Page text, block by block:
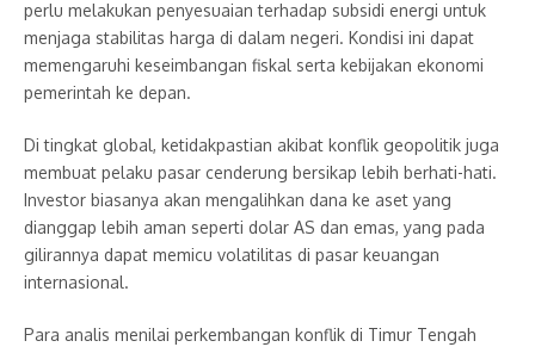
perlu melakukan penyesuaian terhadap subsidi energi untuk
menjaga stabilitas harga di dalam negeri. Kondisi ini dapat
memengaruhi keseimbangan fiskal serta kebijakan ekonomi
pemerintah ke depan.
Di tingkat global, ketidakpastian akibat konflik geopolitik juga
membuat pelaku pasar cenderung bersikap lebih berhati-hati.
Investor biasanya akan mengalihkan dana ke aset yang
dianggap lebih aman seperti dolar AS dan emas, yang pada
gilirannya dapat memicu volatilitas di pasar keuangan
internasional.
Para analis menilai perkembangan konflik di Timur Tengah